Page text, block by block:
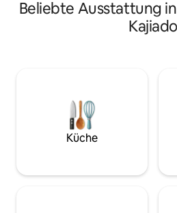
Überwachung. Verbringen Sie eine
ruhige Zeit damit, sich wieder mit
Natur zu verbinden und lustige
verbringen. Das Krankenhaus
bietet bei Bedarf eine kostenlose
medizinische Überwachung.
Sie das Essen aus unserem
Sie mit Vögeln und unschädlichen
Beliebte Ausstattung
Kajiado
Küche